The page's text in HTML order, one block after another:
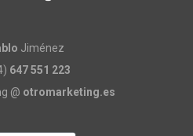
Jiménez
647 551 223
@ otromarketing.es